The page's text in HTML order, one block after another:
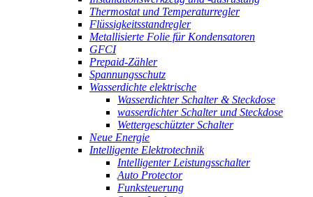
Thermostat und Temperaturregler
Flüssigkeitsstandregler
Metallisierte Folie für Kondensatoren
GFCI
Prepaid-Zähler
Spannungsschutz
Wasserdichte elektrische
Wasserdichter Schalter & Steckdose
wasserdichter Schalter und Steckdose
Wettergeschützter Schalter
Neue Energie
Intelligente Elektrotechnik
Intelligenter Leistungsschalter
Auto Protector
Funksteuerung